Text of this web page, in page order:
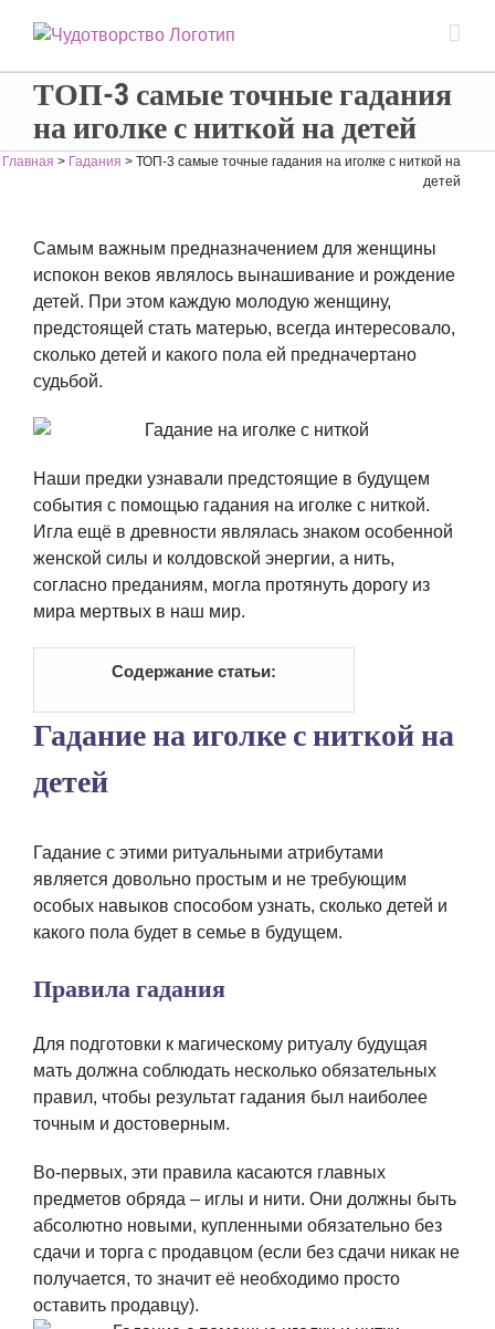
ТОП-3 самые точные гадания
на иголке с ниткой на детей
Главная > Гадания > ТОП-3 самые точные гадания на иголке с ниткой на
детей
Самым важным предназначением для женщины
испокон веков являлось вынашивание и рождение
детей. При этом каждую молодую женщину,
предстоящей стать матерью, всегда интересовало,
сколько детей и какого пола ей предначертано
судьбой.
Наши предки узнавали предстоящие в будущем
события с помощью гадания на иголке с ниткой.
Игла ещё в древности являлась знаком особенной
женской силы и колдовской энергии, а нить,
согласно преданиям, могла протянуть дорогу из
мира мертвых в наш мир.
Содержание статьи:
Гадание на иголке с ниткой на
детей
Гадание с этими ритуальными атрибутами
является довольно простым и не требующим
особых навыков способом узнать, сколько детей и
какого пола будет в семье в будущем.
Правила гадания
Для подготовки к магическому ритуалу будущая
мать должна соблюдать несколько обязательных
правил, чтобы результат гадания был наиболее
точным и достоверным.
Во-первых, эти правила касаются главных
предметов обряда – иглы и нити. Они должны быть
абсолютно новыми, купленными обязательно без
сдачи и торга с продавцом (если без сдачи никак не
получается, то значит её необходимо просто
оставить продавцу).